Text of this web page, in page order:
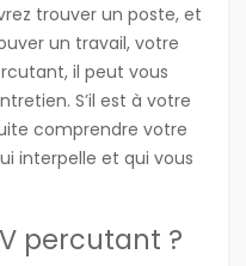
trouver un poste, et
un travail, votre
il peut vous
S’il est à votre
comprendre votre
interpelle et qui vous
percutant ?